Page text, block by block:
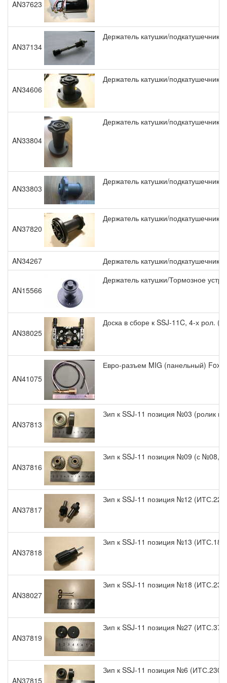
AN37623
AN37134
Держатель катушки/подкатушечник
AN34606
Держатель катушки/подкатушечник
AN33804
Держатель катушки/подкатушечник
AN33803
Держатель катушки/подкатушечник
AN37820
Держатель катушки/подкатушечник
AN34267 Держатель катушки/подкатушечник
AN15566
Держатель катушки/Тормозное
AN38025
Доска в сборе к SSJ-11C, 4-х рол.
AN41075
Евро-разъем MIG (панельный)
AN37813
Зип к SSJ-11 позиция №03 (ролик
AN37816
Зип к SSJ-11 позиция №09 (с №08,
AN37817
Зип к SSJ-11 позиция №12
AN37818
Зип к SSJ-11 позиция №13
AN38027
Зип к SSJ-11 позиция №18
AN37819
Зип к SSJ-11 позиция №27
AN37815
Зип к SSJ-11 позиция №6